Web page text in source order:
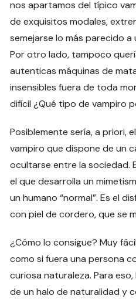
nos apartamos del típico
de exquisitos modales,
semejarse lo más parecido a
Por otro lado, tampoco
autenticas máquinas de
insensibles fuera de toda
difícil ¿Qué tipo de vampiro
Posiblemente sería, a priori,
vampiro que dispone de un
ocultarse entre la sociedad.
el que desarrolla un
un humano “normal”. Es el
con piel de cordero, que se
¿Cómo lo consigue? Muy
como si fuera una persona
curiosa naturaleza. Para
de un halo de naturalidad y